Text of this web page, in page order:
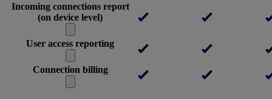
Incoming connections report
(on device level)
User access reporting
Connection billing